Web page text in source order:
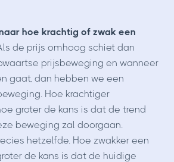
hoe krachtig of zwak een
de prijs omhoog schiet dan
prijsbeweging en wanneer
gaat, dan hebben we een
Hoe krachtiger
groter de kans is dat de trend
beweging zal doorgaan.
hetzelfde. Hoe zwakker een
de kans is dat de huidige